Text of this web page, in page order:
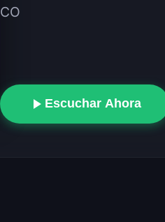
CO
Escuchar Ahora